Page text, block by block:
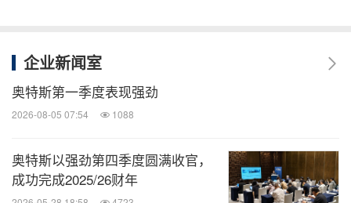
企业新闻室
奥特斯第一季度表现强劲
2026-08-05 07:54 1088
奥特斯以强劲第四季度圆满收官，
成功完成2025/26财年